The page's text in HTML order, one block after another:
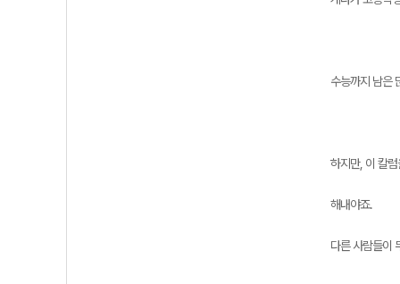
수능까지 남은
하지만, 이 칼
해내야죠.
다른 사람들이